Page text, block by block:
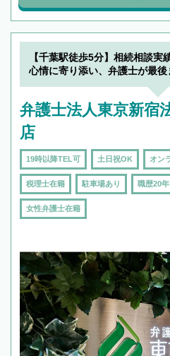
【千葉駅徒歩5分】相続相談
心情に寄り添い、弁護士が最
弁護士法人東京新宿
店
19時以降TEL可 土日祝OK オン
税理士在籍 駐車場あり 職歴20
女性弁護士在籍